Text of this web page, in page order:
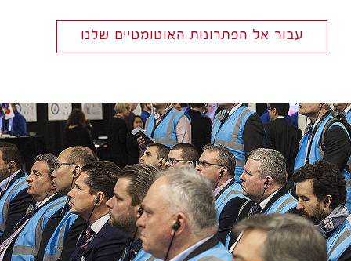
עבור אל הפתרונות האוטומטיים שלנו